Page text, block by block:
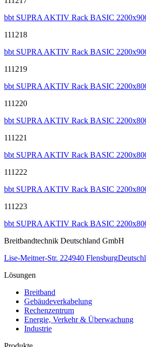
bbt SUPRA AKTIV Rack BASIC
111218
bbt SUPRA AKTIV Rack BASIC
111219
bbt SUPRA AKTIV Rack BASIC
111220
bbt SUPRA AKTIV Rack BASIC
111221
bbt SUPRA AKTIV Rack BASIC
111222
bbt SUPRA AKTIV Rack BASIC
111223
bbt SUPRA AKTIV Rack BASIC
Breitbandtechnik Deutschland GmbH
Lise-Meitner-Str. 224940 Flensburg
Lösungen
Breitband
Gebäudeverkabelung
Rechenzentrum
Energie, Verkehr & Überwachung
Industrie